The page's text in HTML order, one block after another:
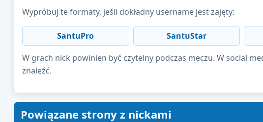
Wypróbuj te formaty, jeśli dokładny username jest zajęty:
SantuPro SantuStar
W grach nick powinien być czytelny podczas meczu. W social
znaleźć.
Powiązane strony z nickami